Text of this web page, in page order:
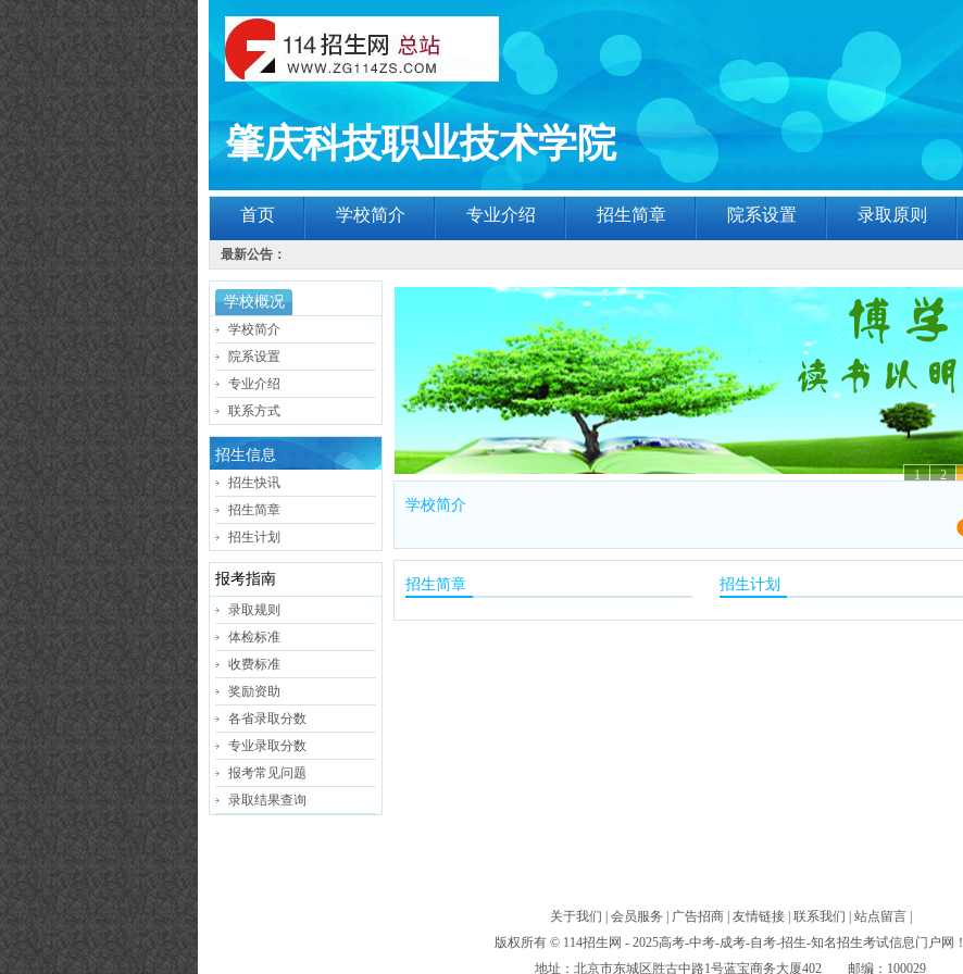
肇庆科技职业技术学院
首页 学校简介 专业介绍 招生简章 院系设置 录取原则
最新公告：
学校概况
学校简介
院系设置
专业介绍
联系方式
招生信息
招生快讯
招生简章
招生计划
报考指南
录取规则
体检标准
收费标准
奖励资助
各省录取分数
专业录取分数
报考常见问题
录取结果查询
2
1
学校简介
招生简章 招生计划
关于我们 会员服务 广告招商| 友情链接| 联系我们 站点留言|
版权所有 © 114招生网 - 2025高考-中考-成考-自考-招生-知名招生考试信息门户网！
地址：北京市东城区胜古中路1号蓝宝商务大厦402 邮编：100029